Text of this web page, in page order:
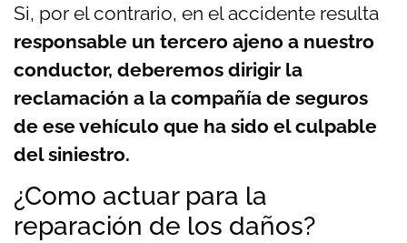
Si, por el contrario, en el accidente resulta
responsable un tercero ajeno a nuestro
conductor, deberemos dirigir la
reclamación a la compañía de seguros
de ese vehículo que ha sido el culpable
del siniestro.
¿Como actuar para la
reparación de los daños?